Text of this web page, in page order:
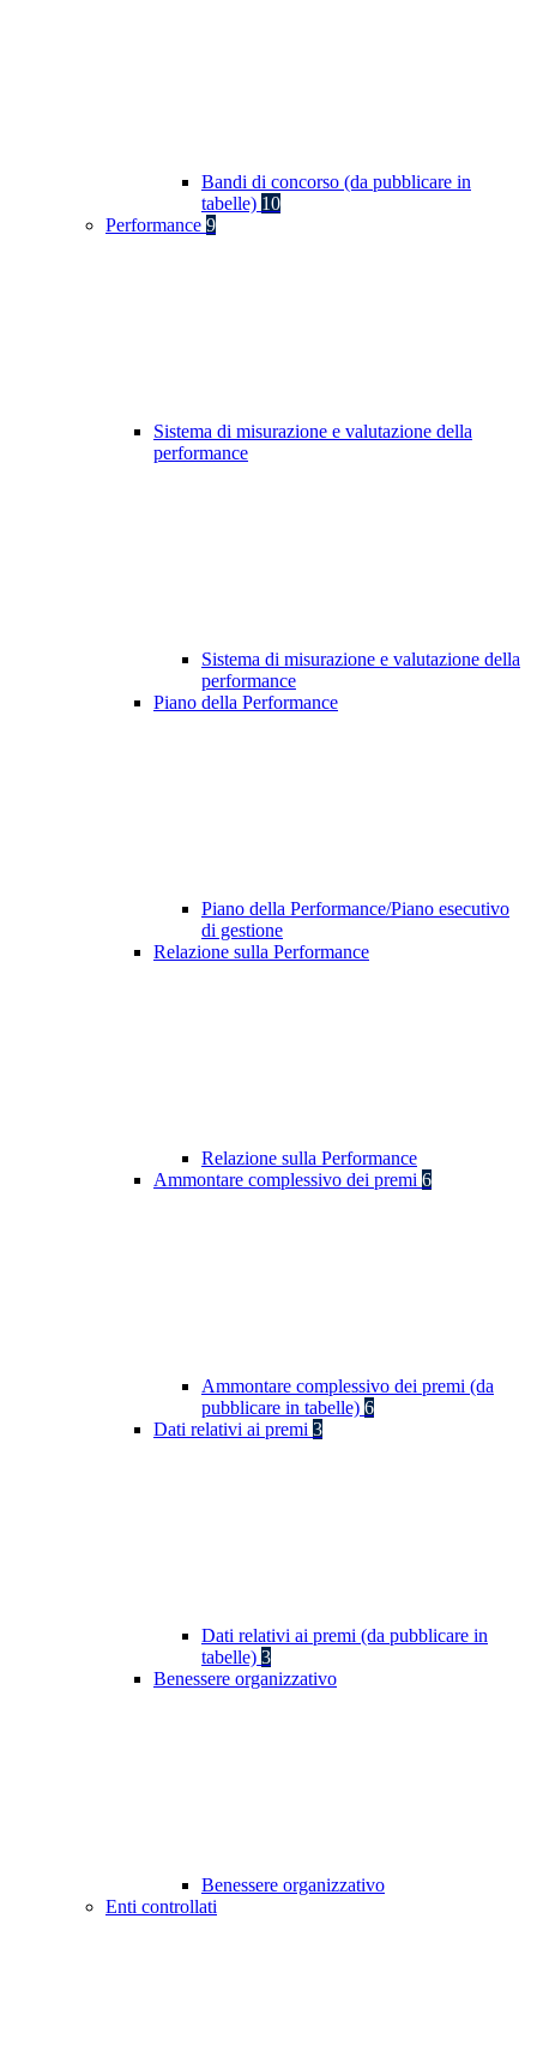
Bandi di concorso (da pubblicare in
tabelle) 10
Performance 9
Sistema di misurazione e valutazione della
performance
Sistema di misurazione e valutazione della
performance
Piano della Performance
Piano della Performance/Piano esecutivo
di gestione
Relazione sulla Performance
Relazione sulla Performance
Ammontare complessivo dei premi 6
Ammontare complessivo dei premi (da
pubblicare in tabelle) 6
Dati relativi ai premi 3
Dati relativi ai premi (da pubblicare in
tabelle) 3
Benessere organizzativo
Benessere organizzativo
Enti controllati